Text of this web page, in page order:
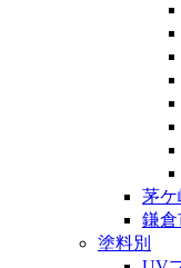
茅
鎌倉
塗料別